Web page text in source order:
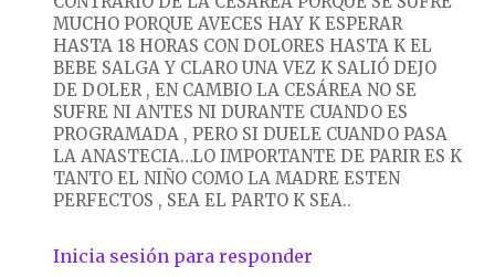
MUCHO PORQUE AVECES HAY K ESPERAR
HASTA 18 HORAS CON DOLORES HASTA K EL
BEBE SALGA Y CLARO UNA VEZ K SALIÓ DEJO
DE DOLER , EN CAMBIO LA CESÁREA NO SE
SUFRE NI ANTES NI DURANTE CUANDO ES
PROGRAMADA , PERO SI DUELE CUANDO PASA
LA ANASTECIA…LO IMPORTANTE DE PARIR ES K
TANTO EL NIÑO COMO LA MADRE ESTEN
PERFECTOS , SEA EL PARTO K SEA..
Inicia sesión para responder